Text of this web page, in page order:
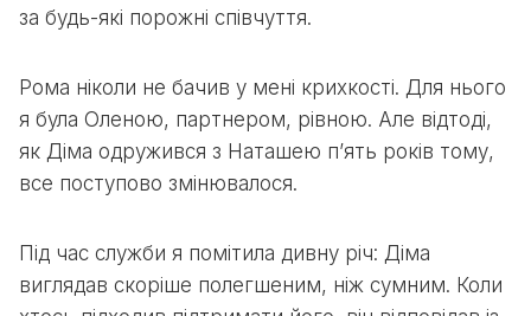
за будь-які порожні співчуття.
Рома ніколи не бачив у мені крихкості. Для нього
я була Оленою, партнером, рівною. Але відтоді,
як Діма одружився з Наташею п’ять років тому,
все поступово змінювалося.
Під час служби я помітила дивну річ: Діма
виглядав скоріше полегшеним, ніж сумним. Коли